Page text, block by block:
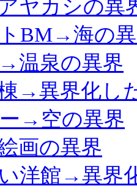
ヤカシの異
BM→海の
温泉の異界
→異界化し
→空の異界
画の異界
洋館→異界